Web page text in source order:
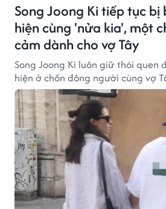
Song Joong Ki tiếp tục
hiện cùng 'nửa kia', một
cảm dành cho vợ Tây
Song Joong Ki luôn giữ thói quen
hiện ở chốn đông người cùng vợ